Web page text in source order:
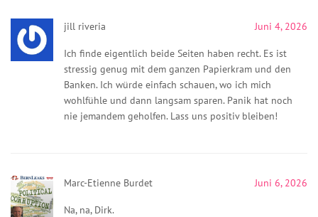
jill riveria Juni 4, 2026
Ich finde eigentlich beide Seiten haben recht. Es ist
stressig genug mit dem ganzen Papierkram und den
Banken. Ich würde einfach schauen, wo ich mich
wohlfühle und dann langsam sparen. Panik hat noch
nie jemandem geholfen. Lass uns positiv bleiben!
Marc-Etienne Burdet Juni 6, 2026
Na, na, Dirk.